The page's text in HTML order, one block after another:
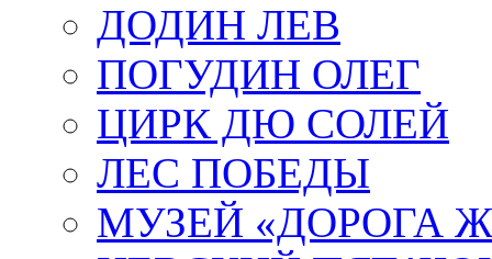
ДОДИН ЛЕВ
ПОГУДИН ОЛЕГ
ЦИРК ДЮ СОЛЕЙ
ЛЕС ПОБЕДЫ
МУЗЕЙ «ДОРОГА